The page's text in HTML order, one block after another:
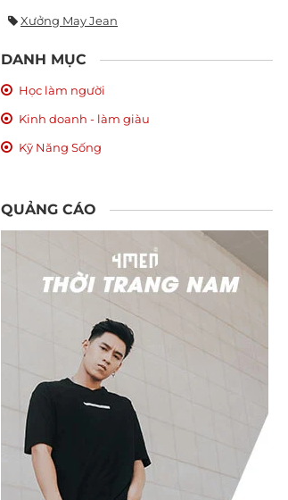
Xưởng May Jean
DANH MỤC
Học làm người
Kinh doanh - làm giàu
Kỹ Năng Sống
QUẢNG CÁO